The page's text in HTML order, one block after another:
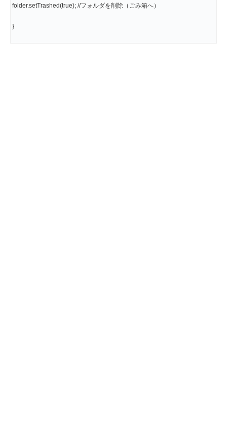
folder.setTrashed(true); //フォルダを削除（ごみ箱へ）
}